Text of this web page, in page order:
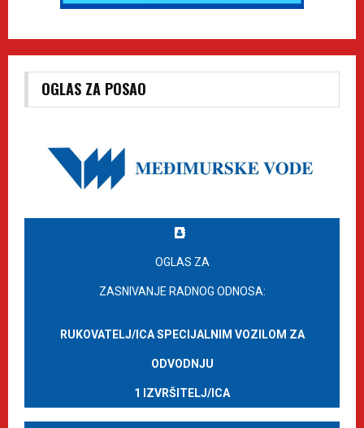
OGLAS ZA POSAO
OGLAS ZA
ZASNIVANJE RADNOG ODNOSA:
RUKOVATELJ/ICA SPECIJALNIM VOZILOM ZA
ODVODNJU
1 IZVRŠITELJ/ICA